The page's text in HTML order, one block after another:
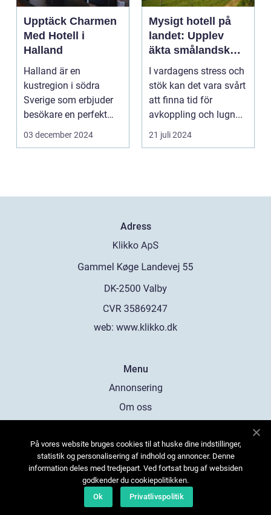
Upptäck Charmen
Med Hotell i
Halland
Halland är en
kustregion i södra
Sverige som erbjuder
besökare en perfekt
blandning a...
03 december 2024
Mysigt hotell på
landet: Upplev
äkta smålandsk
charm på
smålandstorpet
I vardagens stress och
stök kan det vara svårt
att finna tid för
avkoppling och lugn...
21 juli 2024
Adress
web: www.klikko.dk
Menu
Annonsering
Om oss
Kontakta oss
Sitemap
På vores website bruges cookies til at huske dine indstillinger,
statistik og personalisering af indhold og annoncer. Denne
information deles med tredjepart. Ved fortsat brug af websiden
godkender du cookiepolitikken.
Ok
Privatlivspolitik